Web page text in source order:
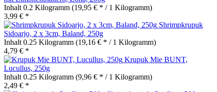
Inhalt 0.2 Kilogramm (19,95 € * / 1 Kilogramm)
3,99 € *
Shrimpkrupuk
Sidoarjo, 2 x 3cm, Baland, 250g
Inhalt 0.25 Kilogramm (19,16 € * / 1 Kilogramm)
4,79 € *
Krupuk Mie BUNT,
Lucullus, 250g
Inhalt 0.25 Kilogramm (9,96 € * / 1 Kilogramm)
2,49 € *